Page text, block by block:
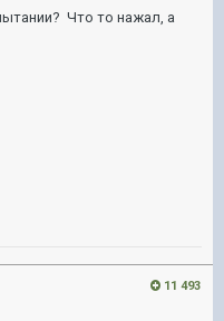
Что то нажал, а
11 493